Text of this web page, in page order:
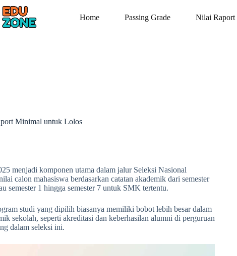
Home Passing Grade Nilai Raport
Minimal untuk Lolos
menjadi komponen utama dalam jalur Seleksi Nasional
calon mahasiswa berdasarkan catatan akademik dari semester
semester 1 hingga semester 7 untuk SMK tertentu.
studi yang dipilih biasanya memiliki bobot lebih besar dalam
sekolah, seperti akreditasi dan keberhasilan alumni di perguruan
dalam seleksi ini.